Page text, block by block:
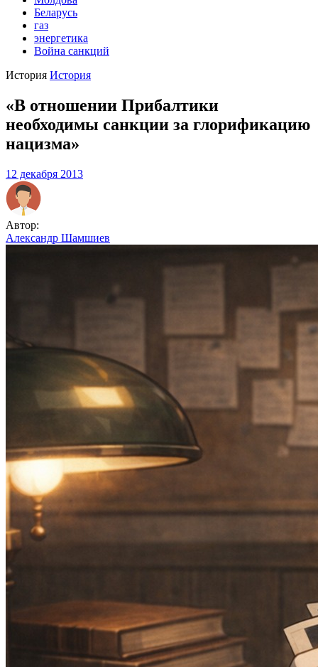
Беларусь
газ
энергетика
Война санкций
История История
«В отношении Прибалтики
необходимы санкции за глорификацию
нацизма»
12 декабря 2013
Автор:
Александр Шамшиев